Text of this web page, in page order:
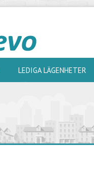
LEDIGA LÄGENHETER